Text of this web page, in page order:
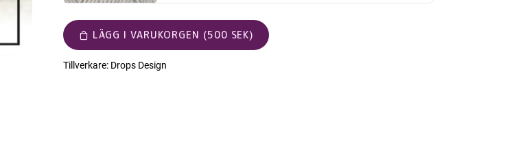
LÄGG I VARUKORGEN (500 SEK)
Tillverkare: Drops Design